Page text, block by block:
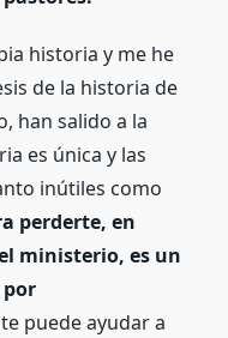
historia y me he
de la historia de
han salido a la
es única y las
inútiles como
perderte, en
ministerio, es un
puede ayudar a